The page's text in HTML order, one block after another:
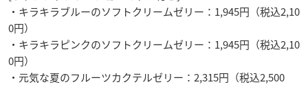
・キラキラブルーのソフトクリームゼリー：1,945円（税込2,10
0円）
・キラキラピンクのソフトクリームゼリー：1,945円（税込2,10
0円）
・元気な夏のフルーツカクテルゼリー：2,315円（税込2,500